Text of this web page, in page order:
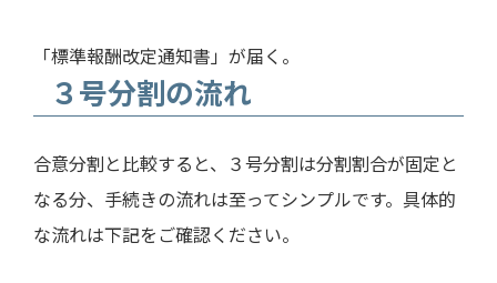
「標準報酬改定通知書」が届く。
３号分割の流れ
合意分割と比較すると、３号分割は分割割合が固定と
なる分、手続きの流れは至ってシンプルです。具体的
な流れは下記をご確認ください。